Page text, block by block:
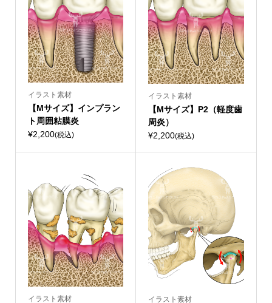
イラスト素材
【Mサイズ】インプラン
ト周囲粘膜炎
¥2,200(税込)
イラスト素材
【Mサイズ】P2（軽度歯
周炎）
¥2,200(税込)
イラスト素材 イラスト素材